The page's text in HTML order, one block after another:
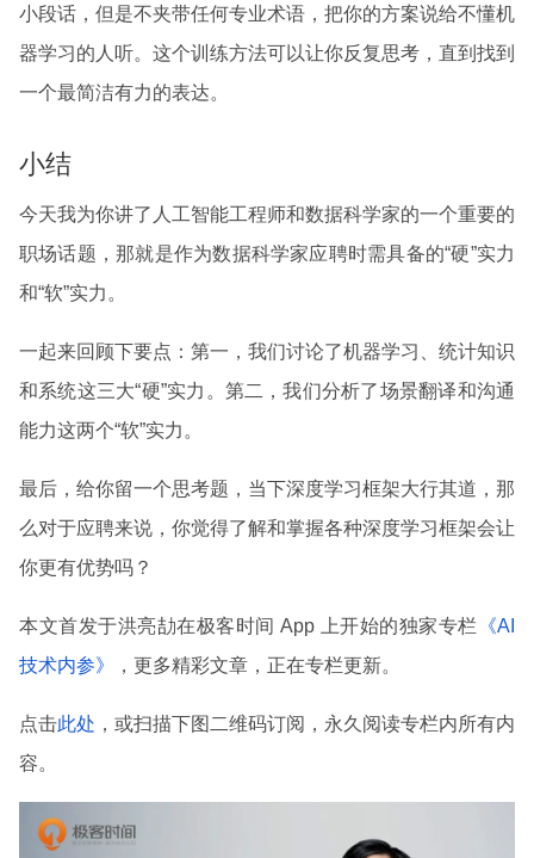
小段话，但是不夹带任何专业术语，把你的方案说给不懂机
器学习的人听。这个训练方法可以让你反复思考，直到找到
一个最简洁有力的表达。
小结
今天我为你讲了人工智能工程师和数据科学家的一个重要的
职场话题，那就是作为数据科学家应聘时需具备的“硬”实力
和“软”实力。
一起来回顾下要点：第一，我们讨论了机器学习、统计知识
和系统这三大“硬”实力。第二，我们分析了场景翻译和沟通
能力这两个“软”实力。
最后，给你留一个思考题，当下深度学习框架大行其道，那
么对于应聘来说，你觉得了解和掌握各种深度学习框架会让
你更有优势吗？
本文首发于洪亮劼在极客时间 App 上开始的独家专栏 《AI
技术内参》
，更多精彩文章，正在专栏更新。
点击此处 ，或扫描下图二维码订阅，永久阅读专栏内所有内
容。